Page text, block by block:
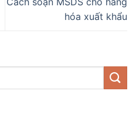
hóa xuất khẩu